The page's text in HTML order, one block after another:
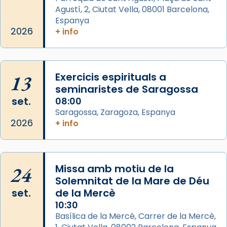
Arquebisbat de Barcelona
de Barcelona.
2 weeks ago
comitè organitzador de la visita apostòlica
del Sant Pare Lleó XIV a Barcelona, i als
col·laboradors, a la Catedral de Barcelona.
L’arquebisbe de Barcelona, el cardenal Joan
📸 Dr. G. Simón
Photo
View on Facebook ·
2026
Agustí, 2, Ciutat Vella, 08001 Barcelona,
Espanya
+ info
13
set.
2026
Exercicis espirituals a
seminaristes de Saragossa
08:00
Saragossa, Zaragoza, Espanya
+ info
24
set.
Missa amb motiu de la
Solemnitat de la Mare de Déu
de la Mercè
10:30
Basílica de la Mercè, Carrer de la Mercè,